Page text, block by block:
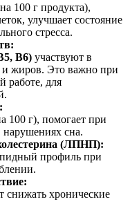
100 г продукта),
улучшает состояние
стресса.
B6) участвуют в
и жиров. Это важно при
работе, для
100 г), помогает при
нарушениях сна.
(ЛПНП):
профиль при
снижать хронические